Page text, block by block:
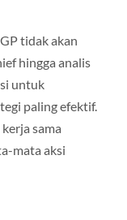
tidak akan
hingga analis
untuk
paling efektif.
sama
mata aksi